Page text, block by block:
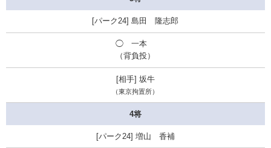
島田 隆志郎
◯ 一本
（背負投）
坂牛
（東京拘置所）
4将
増山 香補